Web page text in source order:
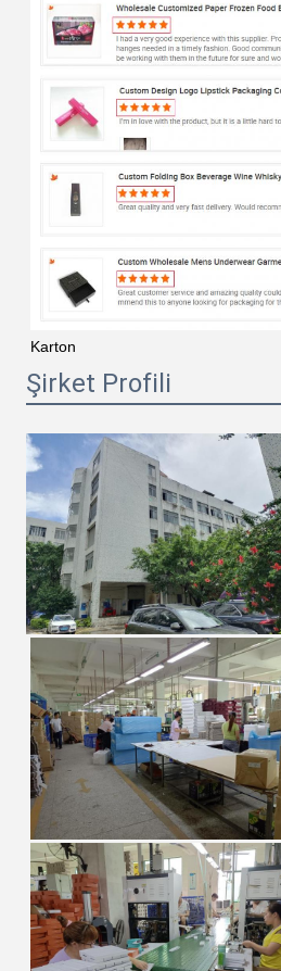
Karton
Şirket Profili